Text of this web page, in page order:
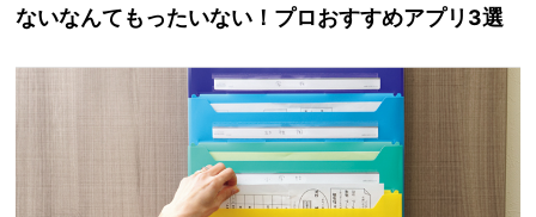
ないなんてもったいない！プロおすすめアプリ3選